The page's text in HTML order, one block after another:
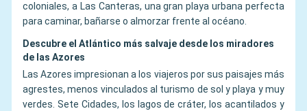
coloniales, a Las Canteras, una gran playa urbana perfecta
para caminar, bañarse o almorzar frente al océano.
Descubre el Atlántico más salvaje desde los miradores
de las Azores
Las Azores impresionan a los viajeros por sus paisajes más
agrestes, menos vinculados al turismo de sol y playa y muy
verdes. Sete Cidades, los lagos de cráter, los acantilados y